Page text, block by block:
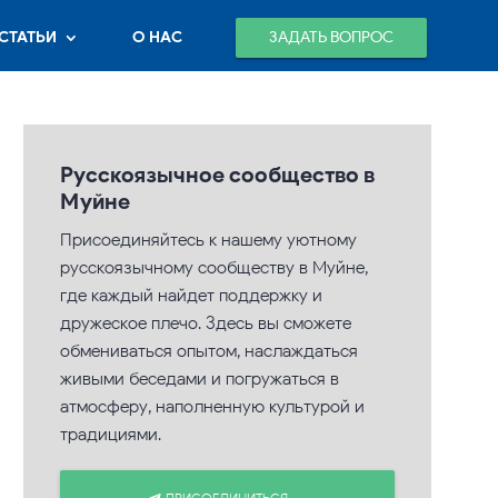
О НАС ЗАДАТЬ ВОПРОС
Русскоязычное сообщество в
Муйне
Присоединяйтесь к нашему уютному
русскоязычному сообществу в Муйне,
где каждый найдет поддержку и
дружеское плечо. Здесь вы сможете
обмениваться опытом, наслаждаться
живыми беседами и погружаться в
атмосферу, наполненную культурой и
традициями.